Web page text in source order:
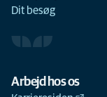
Dit besøg
Arbejd hos os